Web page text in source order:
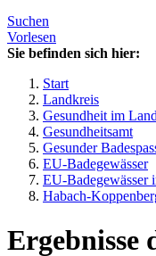
Suchen
Vorlesen
Sie befinden sich hier:
Start
Landkreis
Gesundheit im
Gesundheitsamt
Gesunder
EU-Badegewässer
EU-Badegewässer
Habach-
Ergebnisse